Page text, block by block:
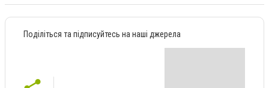
Поділіться та підписуйтесь на наші джерела